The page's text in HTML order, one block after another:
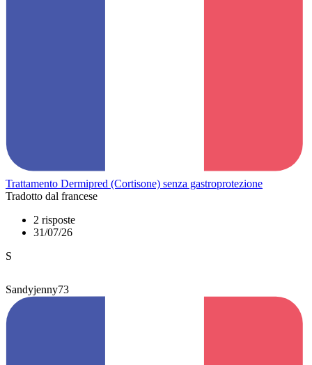
Trattamento Dermipred (Cortisone) senza gastroprotezione
Tradotto dal francese
2 risposte
31/07/26
S
Sandyjenny73